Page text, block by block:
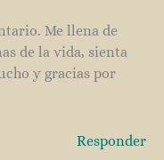
Me llena de
de la vida, sienta
y gracias por
Responder